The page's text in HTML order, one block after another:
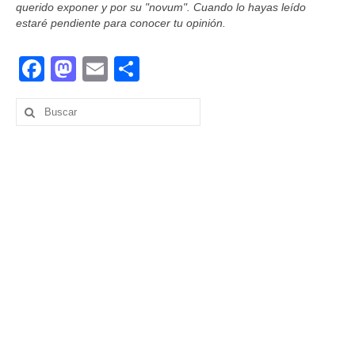
querido exponer y por su "novum". Cuando lo hayas leído
estaré pendiente para conocer tu opinión.
Facebook
Mastodon
Email
Buscar
por: